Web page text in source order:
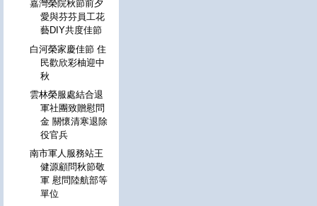
嘉灣榮院秋節前夕
愛與芬芬員工花
藝DIY共度佳節
白河榮家慶佳節 住
民歡欣彩柚迎中
秋
雲林榮服處結合退
軍社團致贈慰問
金 關懷清寒退除
役官兵
南市軍人服務站王
健源顧問秋節敬
軍 慰問陸航部等
單位